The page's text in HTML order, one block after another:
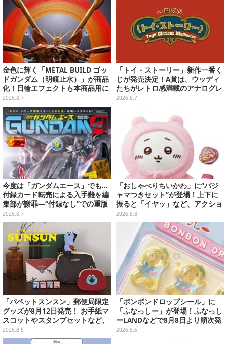
金色に輝く「METAL BUILD ゴッ
ドガンダム（明鏡止水）」が商品
化！日輪エフェクトも本商品用に
刷新した豪華仕様
2026.8.7
「トイ・ストーリー」新作一番く
じが発売決定！A賞は、ウッディ
たちがレトロ感満載のアナログレ
コード上を走る姿で立体化
2026.8.7
今度は「ガンダムエース」でも…
付録カード転売による入手難を編
集部が謝罪―“付録なし”での重版
対応を進行中
2026.8.7
「おしゃべりちいかわ」に“パジ
ャマつきセット”が登場！上下に
振ると「イヤッ」など、アクショ
ンに応じて喋ってくれる
2026.8.8
「パペットスンスン」郵便局限定
グッズが8月12日発売！ お手紙マ
スコットやスタンプセットなど、
可愛すぎる全5アイテムがライン
ナップ
2026.8.5
「ボンボンドロップシール」に
「ふなっしー」が登場！ふなっし
ーLANDなどで8月8日より順次発
売
2026.8.6